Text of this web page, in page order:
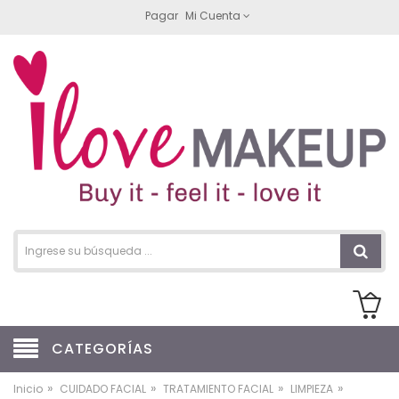
Pagar Mi Cuenta
CATEGORÍAS
Inicio » CUIDADO FACIAL » TRATAMIENTO FACIAL » LIMPIEZA »